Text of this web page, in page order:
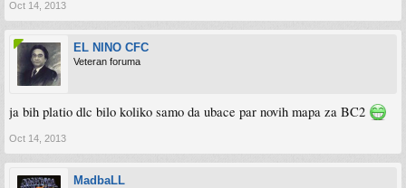
Oct 14, 2013
EL NINO CFC
Veteran foruma
ja bih platio dlc bilo koliko samo da ubace par novih mapa za BC2
Oct 14, 2013
MadbaLL